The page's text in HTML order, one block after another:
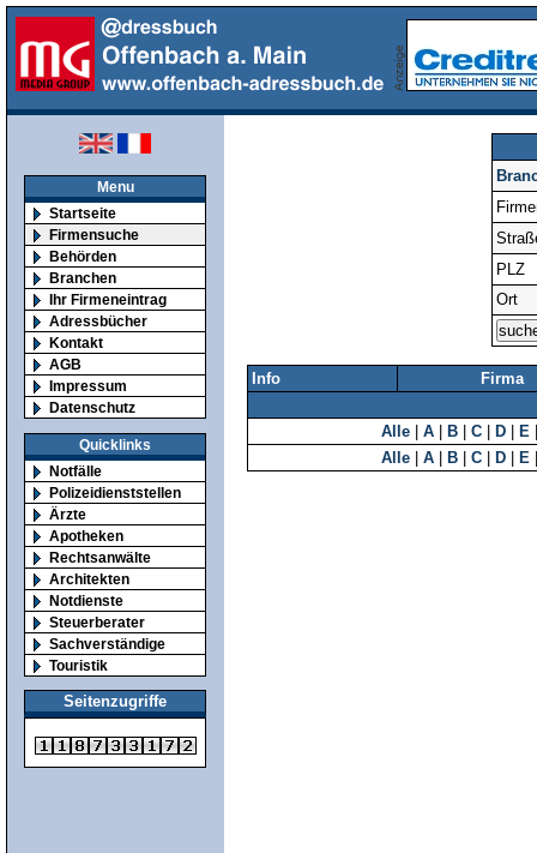
Menu
Startseite
Firmensuche
Behörden
Branchen
Ihr Firmeneintrag
Adressbücher
Kontakt
AGB
Impressum
Datenschutz
Quicklinks
Notfälle
Polizeidienststellen
Ärzte
Apotheken
Rechtsanwälte
Architekten
Notdienste
Steuerberater
Sachverständige
Touristik
Seitenzugriffe
PLZ
Ort
Info Firma
Alle A B C D E
Alle
A B C D E